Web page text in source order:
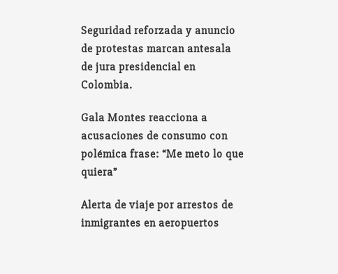
Seguridad reforzada y anuncio
de protestas marcan antesala
de jura presidencial en
Colombia.
Gala Montes reacciona a
acusaciones de consumo con
polémica frase: “Me meto lo que
quiera”
Alerta de viaje por arrestos de
inmigrantes en aeropuertos